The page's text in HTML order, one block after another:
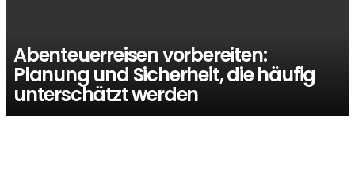
Abenteuerreisen vorbereiten:
Planung und Sicherheit, die häufig
unterschätzt werden